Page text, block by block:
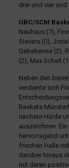
drei und vier
UBC/SCM
Neuhaus (7),
Sievers (0),
Gebehenne (2),
(2), Max Schell
Neben den
verdiente sich
Baskets
nächste Hürde
auszeichnen.
hervorragend
frischen Halle
darüber hinaus
mit deren